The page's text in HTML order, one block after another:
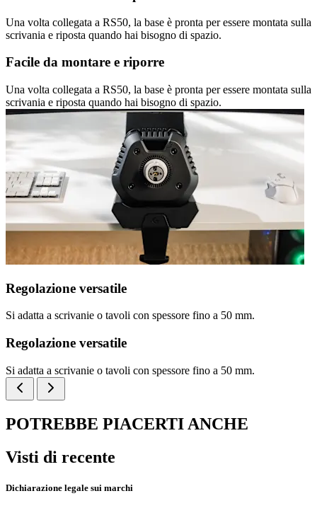
Una volta collegata a RS50, la base è pronta per essere montata sulla
scrivania e riposta quando hai bisogno di spazio.
Facile da montare e riporre
Una volta collegata a RS50, la base è pronta per essere montata sulla
scrivania e riposta quando hai bisogno di spazio.
Regolazione versatile
Si adatta a scrivanie o tavoli con spessore fino a 50 mm.
Regolazione versatile
Si adatta a scrivanie o tavoli con spessore fino a 50 mm.
POTREBBE PIACERTI ANCHE
Visti di recente
Dichiarazione legale sui marchi